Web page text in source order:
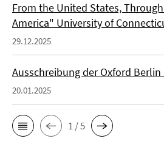
From the United States,
America" University of
29.12.2025
Ausschreibung der Oxford Berlin
20.01.2025
1 / 5